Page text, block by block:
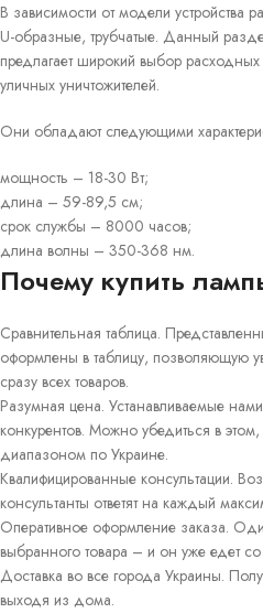
В зависимости от модели устройства
U-образные, трубчатые. Данный
предлагает широкий выбор
уличных уничтожителей.
Они обладают следующими
мощность – 18-30 Вт;
длина – 59-89,5 см;
срок службы – 8000 часов;
длина волны – 350-368 нм.
Почему купить
Сравнительная таблица.
оформлены в таблицу, позволяющую
сразу всех товаров.
Разумная цена. Устанавливаемые
конкурентов. Можно убедиться в
диапазоном по Украине.
Квалифицированные консультации.
консультанты ответят на каждый
Оперативное оформление заказа.
выбранного товара – и он уже едет
Доставка во все города Украины.
выходя из дома.